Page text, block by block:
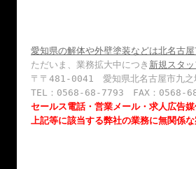
愛知県の解体や外壁塗装などは北名古
ただいま、業務拡大中につき 新規スタ
〒〒481-0041 愛知県北名古屋市九
TEL：0568-68-7793 FAX：0568-
セールス電話・営業メール・求人広告
上記等に該当する弊社の業務に無関係